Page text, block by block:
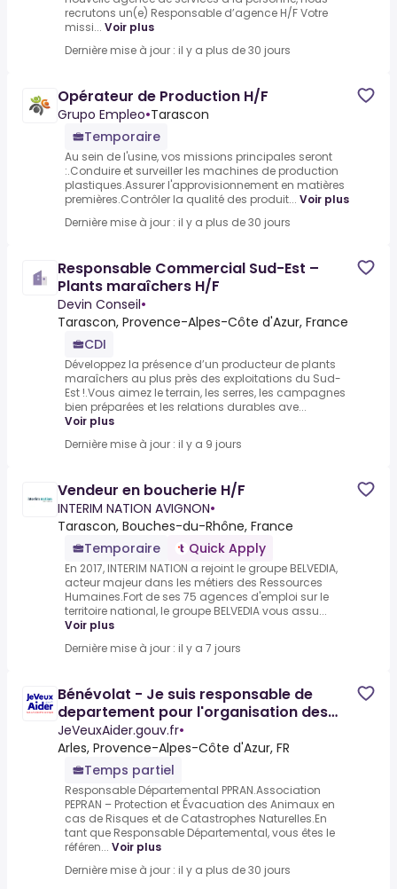
recrutons un(e) Responsable d’agence H/F Votre
missi... Voir plus
Dernière mise à jour : il y a plus de 30 jours
Opérateur de Production H/F
Grupo Empleo•Tarascon
Temporaire
Au sein de l'usine, vos missions principales seront
:.Conduire et surveiller les machines de production
plastiques.Assurer l'approvisionnement en matières
premières.Contrôler la qualité des produit... Voir plus
Dernière mise à jour : il y a plus de 30 jours
Responsable Commercial Sud-Est –
Plants maraîchers H/F
Devin Conseil•
Tarascon, Provence-Alpes-Côte d'Azur, France
CDI
Développez la présence d’un producteur de plants
maraîchers au plus près des exploitations du Sud-
Est !.Vous aimez le terrain, les serres, les campagnes
bien préparées et les relations durables ave...
Voir plus
Dernière mise à jour : il y a 9 jours
Vendeur en boucherie H/F
INTERIM NATION AVIGNON•
Tarascon, Bouches-du-Rhône, France
Temporaire
Quick Apply
En 2017, INTERIM NATION a rejoint le groupe BELVEDIA,
acteur majeur dans les métiers des Ressources
Humaines.Fort de ses 75 agences d'emploi sur le
territoire national, le groupe BELVEDIA vous assu...
Voir plus
Dernière mise à jour : il y a 7 jours
Bénévolat - Je suis responsable de
departement pour l'organisation des
évacuation d'Animaux lors de
JeVeuxAider.gouv.fr•
Arles, Provence-Alpes-Côte d'Azur, FR
Temps partiel
Responsable Départemental PPRAN.Association
PEPRAN – Protection et Évacuation des Animaux en
cas de Risques et de Catastrophes Naturelles.En
tant que Responsable Départemental, vous êtes le
référen... Voir plus
Dernière mise à jour : il y a plus de 30 jours